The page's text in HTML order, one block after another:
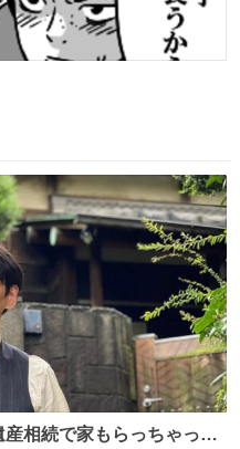
相続で家もらっちゃった